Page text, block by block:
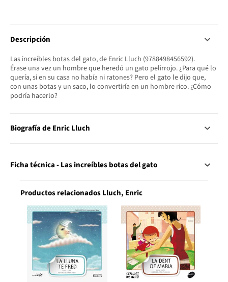
Descripción
Las increíbles botas del gato, de Enric Lluch (9788498456592).
Érase una vez un hombre que heredó un gato pelirrojo. ¿Para qué lo
quería, si en su casa no había ni ratones? Pero el gato le dijo que,
con unas botas y un saco, lo convertiría en un hombre rico. ¿Cómo
podría hacerlo?
Biografía de Enric Lluch
Ficha técnica - Las increíbles botas del gato
Productos relacionados Lluch, Enric